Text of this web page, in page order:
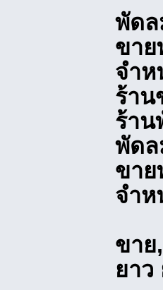
พัดล
ขาย
จำห
ร้าน
ร้าน
พัดล
ขาย
จำห
ขาย
ยาว